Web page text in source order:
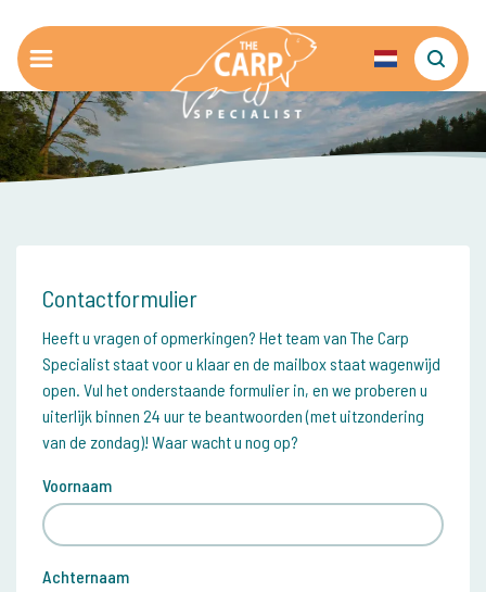
Contactformulier
Heeft u vragen of opmerkingen? Het team van The Carp
Specialist staat voor u klaar en de mailbox staat wagenwijd
open. Vul het onderstaande formulier in, en we proberen u
uiterlijk binnen 24 uur te beantwoorden (met uitzondering
van de zondag)! Waar wacht u nog op?
Voornaam
Achternaam